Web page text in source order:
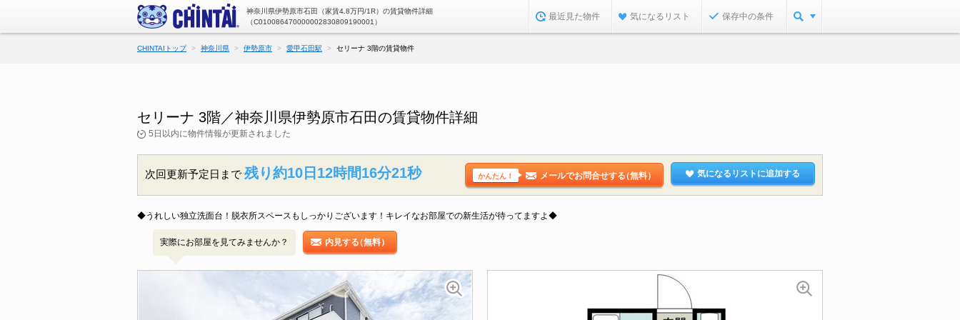
神奈川県伊勢原市石田（家賃4.8万円/1R）の賃貸物件詳細
（C010086470000002830809190001）
最近見た物件 気になるリスト 保存中の条件
CHINTAIトップ 神奈川県 伊勢原市 愛甲石田駅 セリーナ 3階の賃貸物件
セリーナ 3階／神奈川県伊勢原市石田の賃貸物件詳細
5日以内に物件情報が更新されました
次回更新予定日まで 残り約10日12時間16分21秒 かんたん！ メールでお問合せする（無料） 気になるリストに追加する
◆うれしい独立洗面台！脱衣所スペースもしっかりございます！キレイなお部屋での新生活が待ってますよ◆
実際にお部屋を見てみませんか？ 内見する（無料）